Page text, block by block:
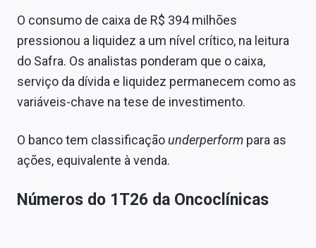
O consumo de caixa de R$ 394 milhões
pressionou a liquidez a um nível crítico, na leitura
do Safra. Os analistas ponderam que o caixa,
serviço da dívida e liquidez permanecem como as
variáveis-chave na tese de investimento.
O banco tem classificaçãounderperform para as
ações, equivalente à venda.
Números do 1T26 da Oncoclínicas